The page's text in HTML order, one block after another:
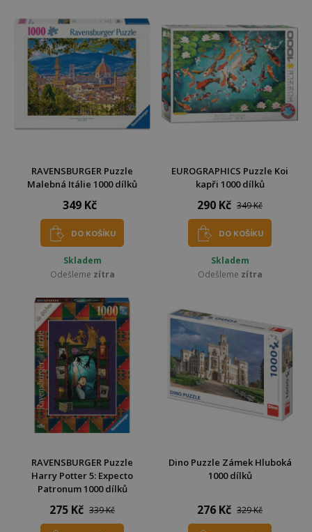
RAVENSBURGER Puzzle
Malebná Itálie 1000 dílků
349 Kč
DO KOŠÍKU
Skladem
Odešleme zítra
EUROGRAPHICS Puzzle Koi
kapři 1000 dílků
290 Kč 349 Kč
DO KOŠÍKU
Skladem
Odešleme zítra
RAVENSBURGER Puzzle
Harry Potter 5: Expecto
Patronum 1000 dílků
275 Kč 339 Kč
Dino Puzzle Zámek Hluboká
1000 dílků
276 Kč 329 Kč